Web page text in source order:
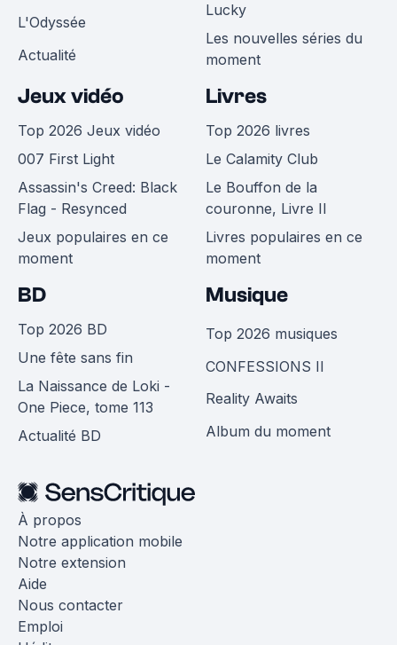
L'Odyssée
Actualité
Lucky
Les nouvelles séries du
moment
Jeux vidéo
Top 2026 Jeux vidéo
007 First Light
Assassin's Creed: Black
Flag - Resynced
Jeux populaires en ce
moment
Livres
Top 2026 livres
Le Calamity Club
Le Bouffon de la
couronne, Livre II
Livres populaires en ce
moment
BD
Top 2026 BD
Une fête sans fin
La Naissance de Loki -
One Piece, tome 113
Actualité BD
Musique
Top 2026 musiques
CONFESSIONS II
Reality Awaits
Album du moment
À propos
Notre application mobile
Notre extension
Aide
Nous contacter
Emploi